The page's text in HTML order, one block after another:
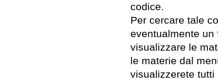
codice.
Per cercare tale
eventualmente un
visualizzare le
le materie dal
visualizzerete tutti